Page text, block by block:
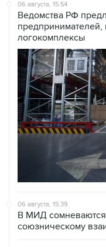
06 августа, 15:54
Ведомства РФ
предпринимателей,
логокомплексы
06 августа, 15:39
В МИД сомневаются
союзническому